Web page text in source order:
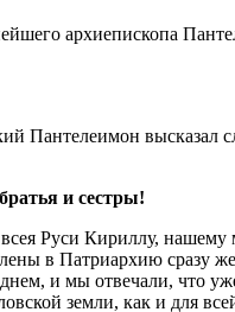
Пантелеимон высказал
и сестры!
Руси Кириллу,
в Патриархию сразу
и мы отвечали, что
земли, как и для